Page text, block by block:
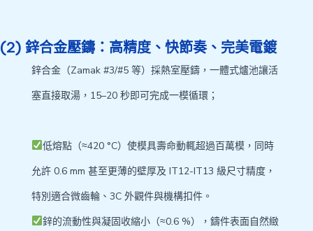
(2) 鋅合金壓鑄：高精度、快節奏、完美電鍍
鋅合金（Zamak #3/#5 等）採熱室壓鑄，一體式爐池讓活
塞直接取湯，15–20 秒即可完成一模循環；
低熔點（≈420 °C）使模具壽命動輒超過百萬模，同時
允許 0.6 mm 甚至更薄的壁厚及 IT12-IT13 級尺寸精度，
特別適合微齒輪、3C 外觀件與機構扣件。
鋅的流動性與凝固收縮小（≈0.6 %），鑄件表面自然緻